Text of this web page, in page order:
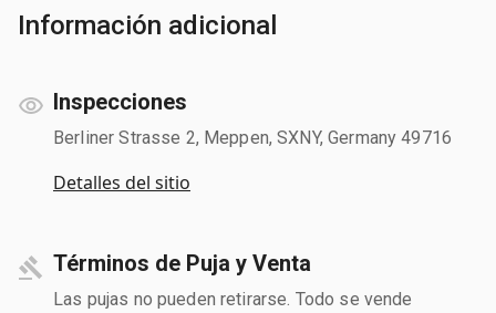
Información adicional
Inspecciones
Berliner Strasse 2, Meppen, SXNY, Germany 49716
Detalles del sitio
Términos de Puja y Venta
Las pujas no pueden retirarse. Todo se vende